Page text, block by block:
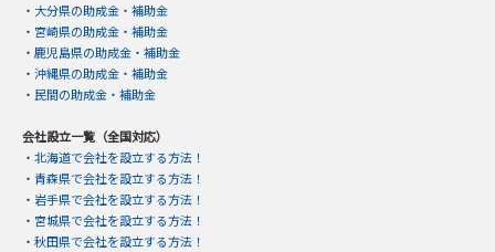
・ 大分県の助成金・補助金
・ 宮崎県の助成金・補助金
・ 鹿児島県の助成金・補助金
・ 沖縄県の助成金・補助金
・ 民間の助成金・補助金
会社設立一覧（全国対応）
・ 北海道で会社を設立する方法！
・ 青森県で会社を設立する方法！
・ 岩手県で会社を設立する方法！
・ 宮城県で会社を設立する方法！
・ 秋田県で会社を設立する方法！